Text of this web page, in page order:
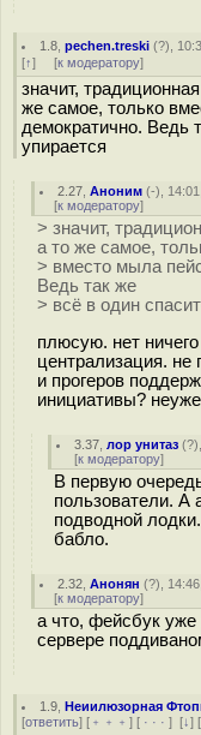
1.8 ,pechen.treski (?),
[↑] [к модератору]
значит,
же самое, только
демократично. Ведь
упирается
2.27 ,Аноним (-),
[к модератору]
> значит,
а то же самое,
> вместо мыла
Ведь так же
> всё в один
плюсую. нет
централизация.
и прогеров
инициативы?
3.37 ,лор унитаз (?
[к модератору]
В первую
пользователи. А
подводной
бабло.
2.32 ,Анонян (?),
[к модератору]
а что, фейсбук уже
сервере
1.9 ,Неиилюзорная
[ответить] [ ﹢﹢﹢ ] [ · · · ] [↓] [